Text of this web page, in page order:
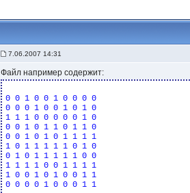
7.06.2007 14:31
Файл например содержит:
0 0 1 0 0 1 0 0 0 0
0 0 0 1 0 0 1 0 1 0
1 1 1 0 0 0 0 0 1 0
0 0 1 0 1 1 0 1 1 0
0 0 1 0 1 0 1 1 1 1
1 0 1 1 1 1 1 0 1 0
0 1 0 1 1 1 1 1 0 0
1 1 1 1 0 0 1 1 1 1
1 0 0 1 0 1 0 0 1 1
0 0 0 0 1 0 0 0 1 1